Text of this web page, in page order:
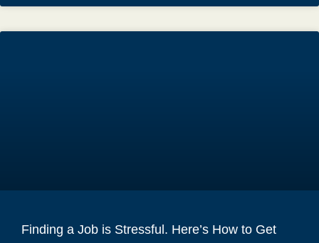
Finding a Job is Stressful. Here’s How to Get